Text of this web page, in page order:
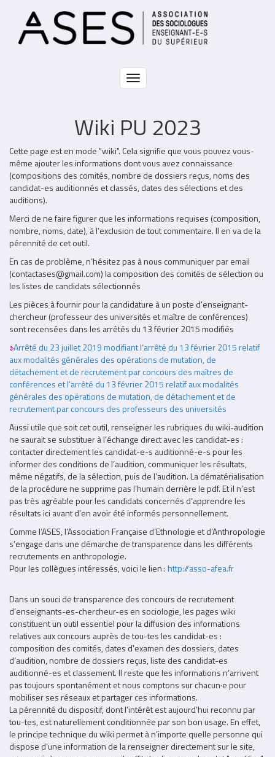
contenu
principal
Toggle
navigation
Wiki PU 2023
Partie
non
éditable
Cette page est en mode "wiki". Cela signifie que vous pouvez vous-
même ajouter les informations dont vous avez connaissance
(compositions des comités, nombre de dossiers reçus, noms des
candidat-es auditionnés et classés, dates des sélections et des
auditions).
Merci de ne faire figurer que les informations requises (composition,
nombre, noms, date), à l’exclusion de tout commentaire. Il en va de la
pérennité de cet outil.
En cas de problème, n’hésitez pas à nous communiquer par email
(contactases@gmail.com)la composition des comités de sélection ou
les listes de candidats sélectionnés
Les pièces à fournir pour la candidature à un poste d'enseignant-
chercheur (professeur des universités et maître de conférences)
sont recensées dans les arrêtés du 13 février 2015 modifiés
Arrêté du 23 juillet 2019 modifiant l’arrêté du 13 février 2015 relatif
aux modalités générales des opérations de mutation, de
détachement et de recrutement par concours des maîtres de
conférences et l’arrêté du 13 février 2015 relatif aux modalités
générales des opérations de mutation, de détachement et de
recrutement par concours des professeurs des universités
Aussi utile que soit cet outil, renseigner les rubriques du wiki-audition
ne saurait se substituer à l’échange direct avec les candidat-es :
contacter directement les candidat-e-s auditionné-e-s pour les
informer des conditions de l’audition, communiquer les résultats,
même négatifs, de la sélection, puis de l’audition. La dématérialisation
de la procédure ne supprime pas l’humain derrière le pdf. Et il n’est
pas très agréable pour les candidats concernés d’apprendre les
résultats ici avant d’en avoir été informés personnellement.
Comme l’ASES, l’Association Française d’Ethnologie et d’Anthropologie
s’engage dans une démarche de transparence dans les différents
recrutements en anthropologie.
Pour les collègues intéressés, voici le lien :http://asso-afea.fr
Dans un souci de transparence des concours de recrutement
d'enseignants-es-chercheur-es en sociologie, les pages wiki
constituent un outil essentiel pour la diffusion des informations
relatives aux concours auprès de tou-tes les candidat-es :
composition des comités, dates d'examen des dossiers, dates
d’audition, nombre de dossiers reçus, liste des candidat-es
auditionné-es et classement. Il reste que les informations n’arrivent
pas toujours spontanément et nous comptons sur chacun·e pour
mobiliser ses réseaux et partager ces informations.
La pérennité du dispositif, dont l’intérêt est aujourd’hui reconnu par
tou-tes, est naturellement conditionnée par son bon usage. En effet,
le principe technique du wiki permet à n’importe quelle personne qui
dispose d’une information de la renseigner directement sur le site,